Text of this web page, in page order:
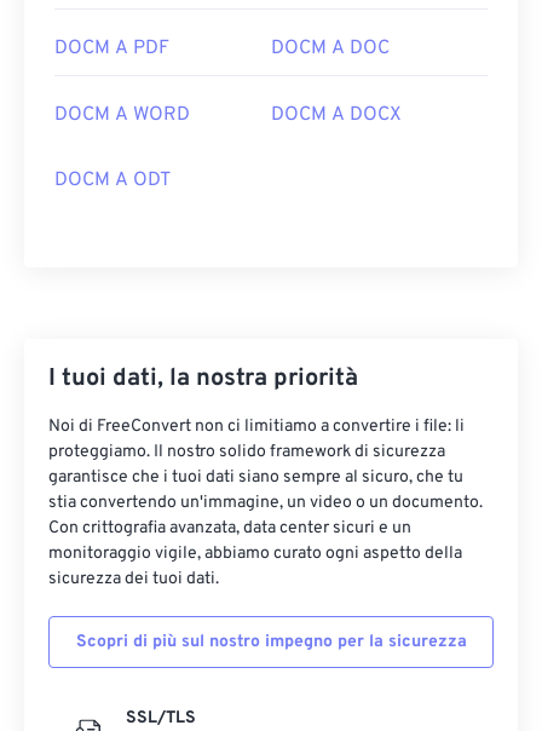
DOCM A PDF DOCM A DOC
DOCM A WORD DOCM A DOCX
DOCM A ODT
I tuoi dati, la nostra priorità
Noi di FreeConvert non ci limitiamo a convertire i file: li
proteggiamo. Il nostro solido framework di sicurezza
garantisce che i tuoi dati siano sempre al sicuro, che tu
stia convertendo un'immagine, un video o un documento.
Con crittografia avanzata, data center sicuri e un
monitoraggio vigile, abbiamo curato ogni aspetto della
sicurezza dei tuoi dati.
Scopri di più sul nostro impegno per la sicurezza
SSL/TLS